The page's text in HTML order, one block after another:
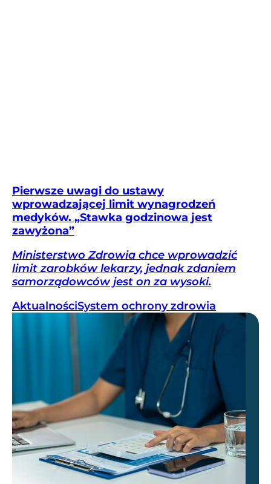
Pierwsze uwagi do ustawy
wprowadzającej limit wynagrodzeń
medyków. „Stawka godzinowa jest
zawyżona”
Ministerstwo Zdrowia chce wprowadzić
limit zarobków lekarzy, jednak zdaniem
samorządowców jest on za wysoki.
AktualnościSystem ochrony zdrowia